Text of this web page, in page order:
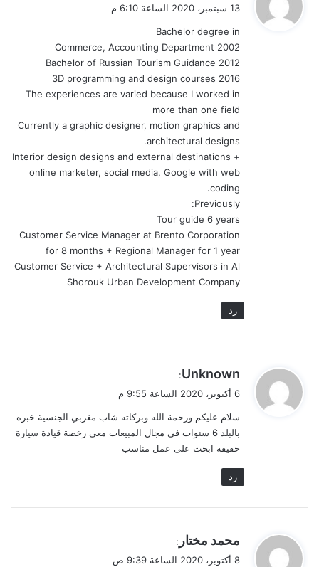
ل
13 سبتمبر، 2020 الساعة 6:10 م
Bachelor degree in
Commerce, Accounting Department 2002
Bachelor of Russian Tourism Guidance 2012
3D programming and design courses 2016
The experiences are varied because I worked in
more than one field
Currently a graphic designer, motion graphics and
architectural designs.
Interior design designs and external destinations +
online marketer, social media, Google with web
coding.
Previously:
Tour guide 6 years
Customer Service Manager at Brento Corporation
for 8 months + Regional Manager for 1 year
Customer Service + Architectural Supervisors in Al
Shorouk Urban Development Company
رد
ي
ق
ل
Unknown
:
6 أكتوبر، 2020 الساعة 9:55 م
سلام عليكم ورحمة الله وبركاته شاب مغربي الجنسية خبره
بالبلد 6 سنوات في مجال المبيعات معي رخصة قيادة سيارة
خفيفة ابحث على عمل مناسب
رد
ق
محمد مختار :
8 أكتوبر، 2020 الساعة 9:39 ص